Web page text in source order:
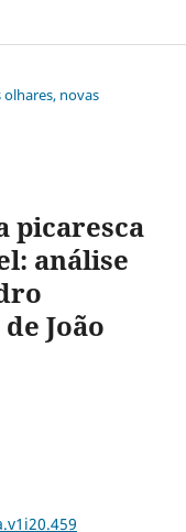
novas
picaresca
análise
João